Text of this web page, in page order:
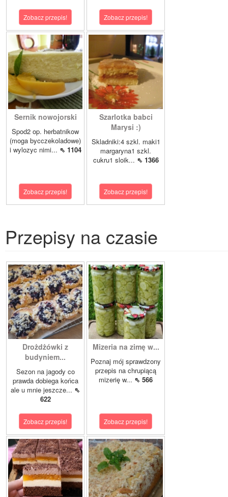
Zobacz przepis! Zobacz przepis!
Sernik nowojorski
Spod2 op. herbatnikow
(moga bycczekoladowe)
i wylozyc nimi... ⇖ 1104
Zobacz przepis!
Szarlotka babci
Marysi :)
Skladniki:4 szkl. maki1
margaryna1 szkl.
cukru1 sloik... ⇖ 1366
Zobacz przepis!
Przepisy na czasie
Drożdżówki z
budyniem...
Sezon na jagody co
prawda dobiega końca
ale u mnie jeszcze... ⇖
622
Zobacz przepis!
Mizeria na zimę w...
Poznaj mój sprawdzony
przepis na chrupiącą
mizerię w... ⇖ 566
Zobacz przepis!